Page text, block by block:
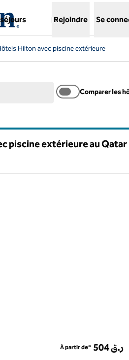
Rejoindre Se
Hilton avec piscine extérieure
Comparer les
piscine extérieure au Qatar
À partir de* 504 ر.ق